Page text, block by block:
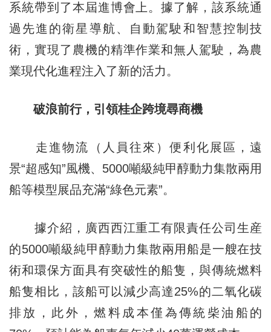
系統帶到了本屆進博會上。據了解，該系統通
過先進的衛星導航、自動駕駛和智慧控制技
術，實現了農機的精準作業和無人駕駛，為農
業現代化進程注入了新的活力。
破浪前行，引領桂企跨境尋商機
走進物流（人員往來）便利化展區，遠
景“超感知”風機、5000噸級純甲醇動力集散兩用
船等模型展品充滿“綠色元素”。
據介紹，廣西西江重工有限責任公司生産
的5000噸級純甲醇動力集散兩用船是一艘在技
術和環保方面具有突破性的船隻，與傳統燃料
船隻相比，該船可以減少高達25%的二氧化碳
排放，此外，燃料成本僅為傳統柴油船的